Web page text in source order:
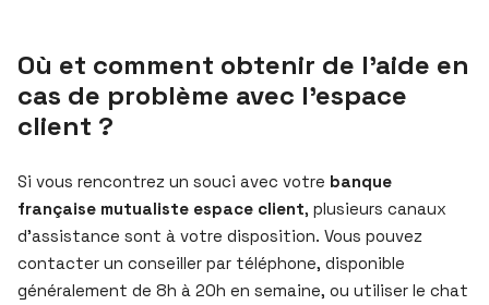
Où et comment obtenir de l’aide en
cas de problème avec l’espace
client ?
Si vous rencontrez un souci avec votre banque
française mutualiste espace client, plusieurs canaux
d’assistance sont à votre disposition. Vous pouvez
contacter un conseiller par téléphone, disponible
généralement de 8h à 20h en semaine, ou utiliser le chat